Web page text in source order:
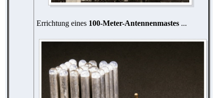
Errichtung eines 100-Meter-Antennenmastes ...